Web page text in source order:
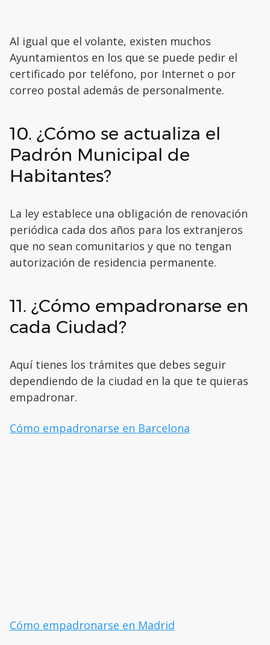
Al igual que el volante, existen muchos
Ayuntamientos en los que se puede pedir el
certificado por teléfono, por Internet o por
correo postal además de personalmente.
10. ¿Cómo se actualiza el
Padrón Municipal de
Habitantes?
La ley establece una obligación de renovación
periódica cada dos años para los extranjeros
que no sean comunitarios y que no tengan
autorización de residencia permanente.
11. ¿Cómo empadronarse en
cada Ciudad?
Aquí tienes los trámites que debes seguir
dependiendo de la ciudad en la que te quieras
empadronar.
Cómo empadronarse en Barcelona
Cómo empadronarse en Madrid